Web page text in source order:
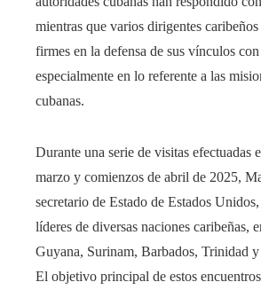
mientras que varios dirigentes caribeños
firmes en la defensa de sus vínculos
especialmente en lo referente a las
cubanas.
Durante una serie de visitas efectuadas
marzo y comienzos de abril de 2025,
secretario de Estado de Estados
líderes de diversas naciones caribeñas,
Guyana, Surinam, Barbados, Trinidad
El objetivo principal de estos